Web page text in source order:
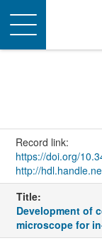
Toggle
navigation
Record link:
https://doi.org/
http://
Title:
Development of
microscope for